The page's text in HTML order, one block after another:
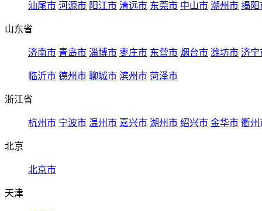
汕尾市 河源市 阳江市 清远市 东莞市 中山市 潮州市 揭阳
山东省
济南市 青岛市 淄博市 枣庄市 东营市 烟台市 潍坊市 济宁
临沂市 德州市 聊城市 滨州市 菏泽市
浙江省
杭州市 宁波市 温州市 嘉兴市 湖州市 绍兴市 金华市 衢州
北京
北京市
天津